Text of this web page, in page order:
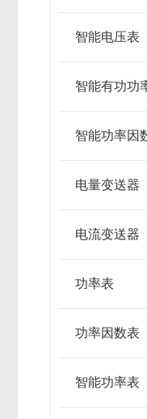
智能电压表
智能有功功
智能功率因
电量变送器
电流变送器
功率表
功率因数表
智能功率表